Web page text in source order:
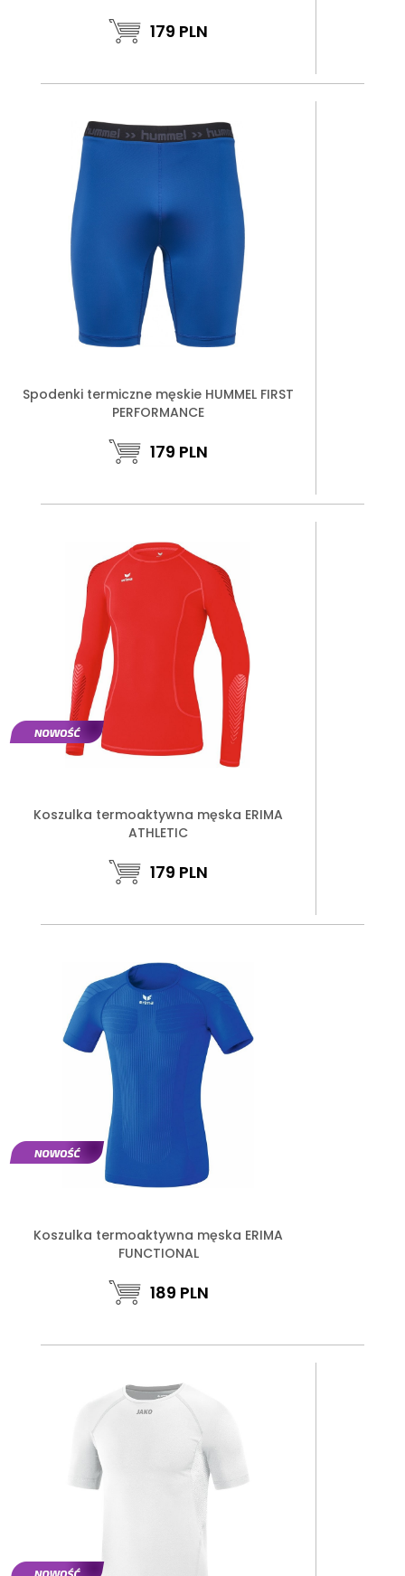
179 PLN
Spodenki termiczne męskie HUMMEL FIRST
PERFORMANCE
179 PLN
Koszulka termoaktywna męska ERIMA
ATHLETIC
179 PLN
Koszulka termoaktywna męska ERIMA
FUNCTIONAL
189 PLN